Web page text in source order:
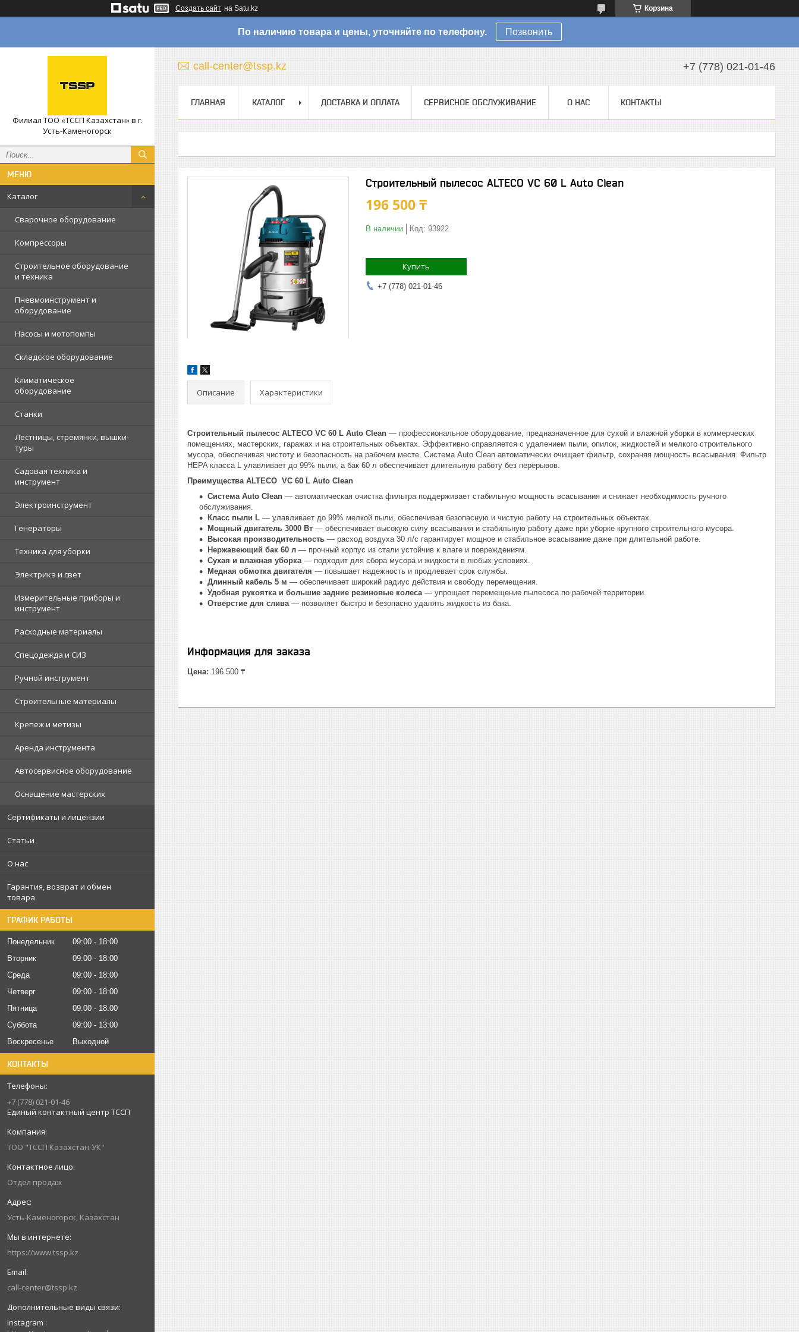
Создать сайт на Satu.kz Корзина
По наличию товара и цены, уточняйте по телефону. Позвонить
Филиал ТОО «ТССП Казахстан» в г.
Усть-Каменогорск
Каталог
Сварочное оборудование
Компрессоры
Строительное оборудование
и техника
Пневмоинструмент и
оборудование
Насосы и мотопомпы
Складское оборудование
Климатическое
оборудование
Станки
Лестницы, стремянки, вышки-
туры
Садовая техника и
инструмент
Электроинструмент
Генераторы
Техника для уборки
Электрика и свет
Измерительные приборы и
инструмент
Расходные материалы
Спецодежда и СИЗ
Ручной инструмент
Строительные материалы
Крепеж и метизы
Аренда инструмента
Автосервисное оборудование
Оснащение мастерских
Сертификаты и лицензии
Статьи
О нас
Гарантия, возврат и обмен
товара
ГРАФИК РАБОТЫ
Понедельник 09:00
18:00
Вторник
09:00
18:00
Среда
09:00
18:00
Четверг
09:00
18:00
Пятница
09:00
18:00
Суббота
09:00
13:00
Воскресенье
Выходной
КОНТАКТЫ
+7 (778) 021-01-46
Единый контактный центр ТССП
ТОО "ТССП Казахстан-УК"
Отдел продаж
Усть-Каменогорск, Казахстан
https://www.tssp.kz
call-center@tssp.kz
Instagram
call-center@tssp.kz +7 (778) 021-01-46
ГЛАВНАЯ КАТАЛОГ ДОСТАВКА И ОПЛАТА СЕРВИСНОЕ ОБСЛУЖИВАНИЕ О НАС КОНТАКТЫ
Строительный пылесос ALTECO VC 60 L Auto Clean
196 500 ₸
В наличии Код: 93922
Купить
+7 (778) 021-01-46
Описание Характеристики
Строительный пылесос ALTECO VC 60 L Auto Clean — профессиональное оборудование, предназначенное для сухой и влажной уборки в коммерческих
помещениях, мастерских, гаражах и на строительных объектах. Эффективно справляется с удалением пыли, опилок, жидкостей и мелкого строительного
мусора, обеспечивая чистоту и безопасность на рабочем месте. Система Auto Clean автоматически очищает фильтр, сохраняя мощность всасывания. Фильтр
HEPA класса L улавливает до 99% пыли, а бак 60 л обеспечивает длительную работу без перерывов.
Преимущества ALTECO VC 60 L Auto Clean
Система Auto Clean — автоматическая очистка фильтра поддерживает стабильную мощность всасывания и снижает необходимость ручного
обслуживания.
Класс пыли L — улавливает до 99% мелкой пыли, обеспечивая безопасную и чистую работу на строительных объектах.
Мощный двигатель 3000 Вт — обеспечивает высокую силу всасывания и стабильную работу даже при уборке крупного строительного мусора.
Высокая производительность — расход воздуха 30 л/с гарантирует мощное и стабильное всасывание даже при длительной работе.
Нержавеющий бак 60 л — прочный корпус из стали устойчив к влаге и повреждениям.
Сухая и влажная уборка— подходит для сбора мусора и жидкости в любых условиях.
Медная обмотка двигателя — повышает надежность и продлевает срок службы.
Длинный кабель 5 м — обеспечивает широкий радиус действия и свободу перемещения.
Удобная рукоятка и большие задние резиновые колеса— упрощает перемещение пылесоса по рабочей территории.
Отверстие для слива — позволяет быстро и безопасно удалять жидкость из бака.
Информация для заказа
Цена: 196 500 ₸